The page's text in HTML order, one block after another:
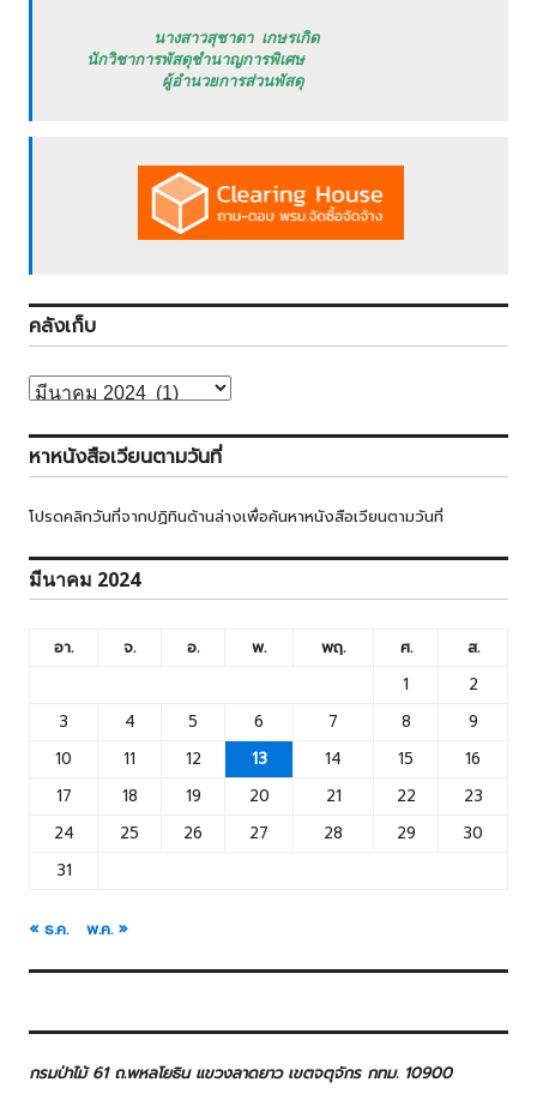
           นางสาวสุชาดา เกษรเกิด
   นักวิชาการพัสดุชำนาญการพิเศษ
            ผู้อำนวยการส่วนพัสดุ
คลังเก็บ
คลัง
เก็บ
หาหนังสือเวียนตามวันที่
โปรดคลิกวันที่จากปฏิทินด้านล่างเพื่อค้นหาหนังสือเวียนตามวันที่
มีนาคม 2024
อา. จ. อ. พ. พฤ. ศ.
ส.
1
2
3
4 5 6 7 8
9
10
11 12 13 14 15
16
17
18 19 20 21 22
23
24
25 26 27 28 29
30
31
« ธ.ค. พ.ค. »
กรมป่าไม้ 61 ถ.พหลโยธิน แขวงลาดยาว เขตจตุจักร กทม. 10900